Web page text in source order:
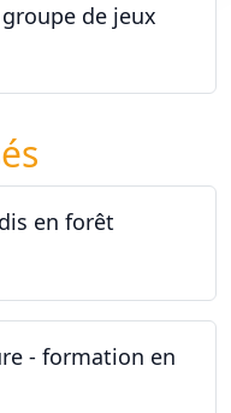
de jeux
en forêt
- formation en